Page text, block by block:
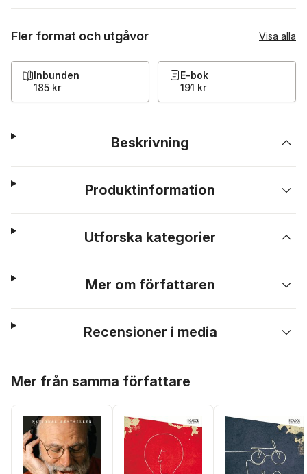
Fler format och utgåvor Visa alla
Inbunden
185 kr
E-bok
191 kr
Beskrivning
Produktinformation
Utforska kategorier
Mer om författaren
Recensioner i media
Mer från samma författare